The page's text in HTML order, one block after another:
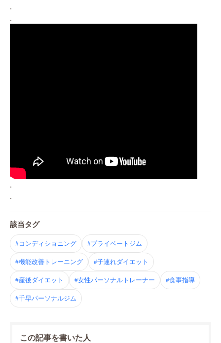
.
.
.
.
該当タグ
#コンディショニング #プライベートジム
#機能改善トレーニング #子連れダイエット
#産後ダイエット #女性パーソナルトレーナー #食事指導
#千早パーソナルジム
この記事を書いた人